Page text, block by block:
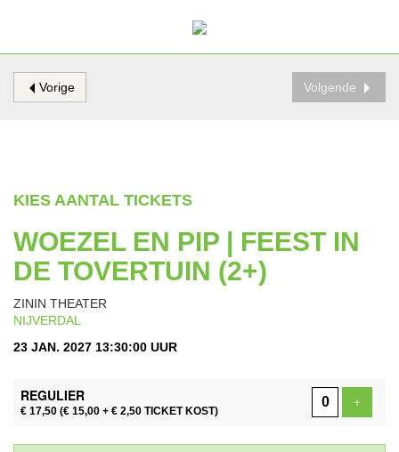
Vorige Volgende
KIES AANTAL TICKETS
WOEZEL EN PIP | FEEST IN
DE TOVERTUIN (2+)
ZININ THEATER
NIJVERDAL
23 JAN. 2027 13:30:00 UUR
REGULIER
€ 17,50 (€ 15,00 + € 2,50 TICKET KOST)
+Voeg